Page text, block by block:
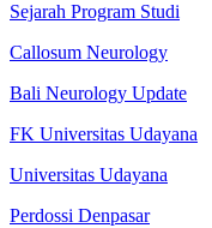
Sejarah Program Studi
Callosum Neurology
Bali Neurology Update
FK Universitas Udayana
Universitas Udayana
Perdossi Denpasar